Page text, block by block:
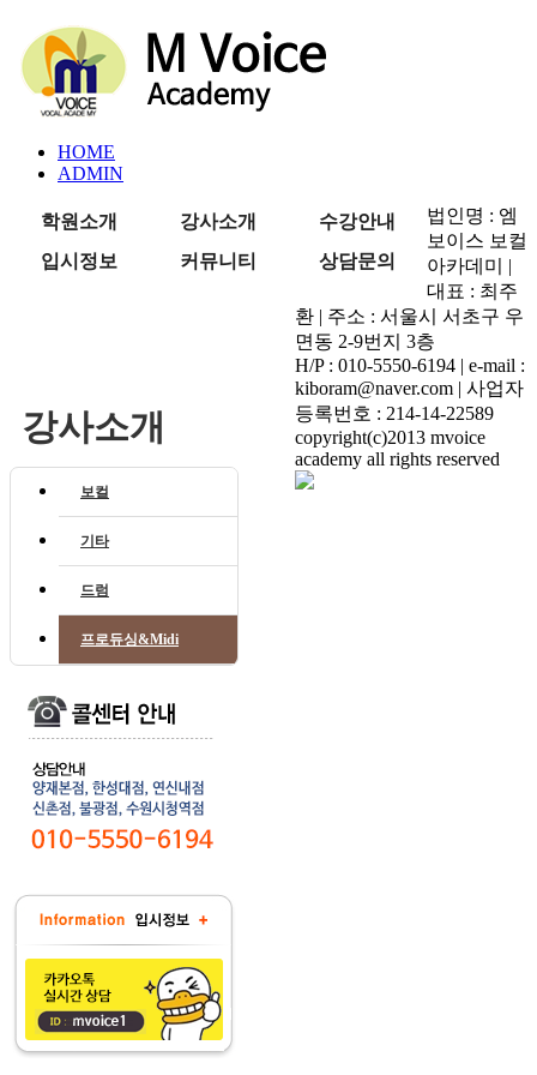
HOME
ADMIN
학원소개 강사소개
수강안내
입시정보
커뮤니티 상담문의
강사소개
보컬
기타
드럼
프로듀싱&Midi
법인명 : 엠
보이스 보컬
아카데미 |
대표 : 최주
환 | 주소 : 서울시 서초구 우
면동 2-9번지 3층
H/P : 010-5550-6194 | e-mail :
kiboram@naver.com | 사업자
등록번호 : 214-14-22589
copyright(c)2013 mvoice
academy all rights reserved